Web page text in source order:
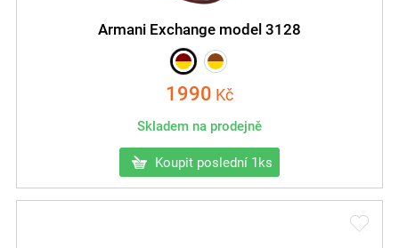
Armani Exchange model 3128
1990 Kč
Skladem na prodejně
Koupit poslední 1ks